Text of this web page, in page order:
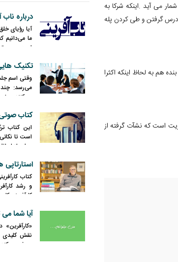
می آید .اینکه شرکا به
درس گرفتن و طی کردن پله
هم به لحاظ اینکه اکثرا
است که نشآت گرفته از
درباره ناب
آیا رؤیای
ما می‌دانیم
است. مسیر
یک راهنما و
تکنیک
وقتی اسم
می‌رسد:
می‌کنند،
کتاب
این کتاب
است تا
چطور از
محسوب می
که در جامعه
فرزندان
شدن (و
کتاب
و رشد
کارآفرینی
آیا شما
نقش کلیدی
معرفی